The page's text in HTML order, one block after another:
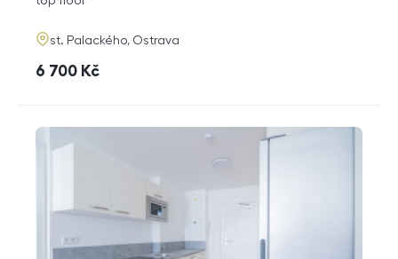
adresa
st. Palackého, Ostrava
cena
6 700 Kč